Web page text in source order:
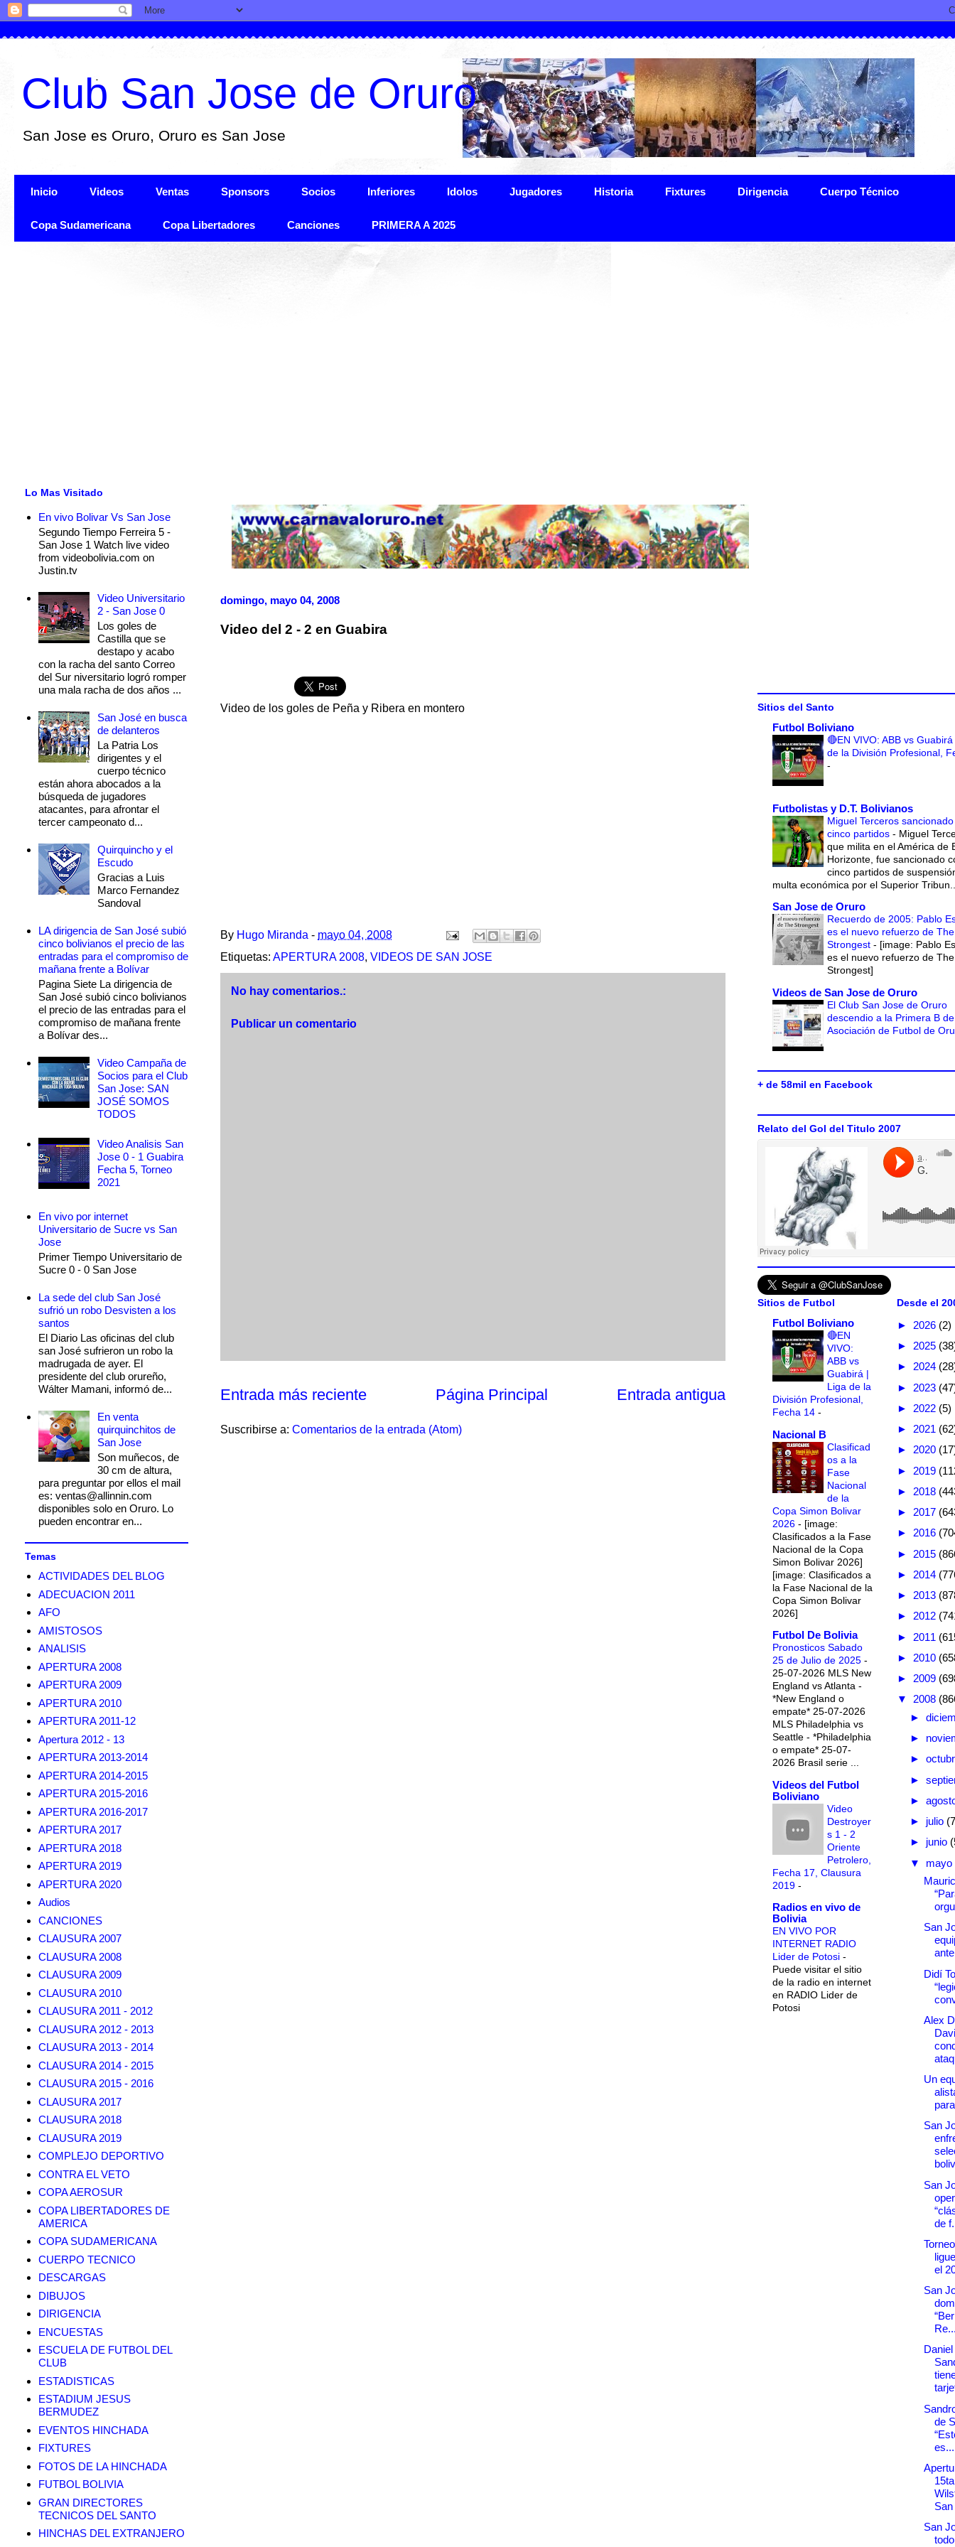
Club San Jose de Oruro
San Jose es Oruro, Oruro es San Jose
Inicio Videos Ventas Sponsors Socios Inferiores Idolos Jugadores Historia Fixtures Dirigencia Cuerpo Técnico
Copa Sudamericana Copa Libertadores Canciones PRIMERA A 2025
domingo, mayo 04, 2008
Video del 2 - 2 en Guabira
Video de los goles de Peña y Ribera en montero
By Hugo Miranda - mayo 04, 2008
Etiquetas: APERTURA 2008, VIDEOS DE SAN JOSE
No hay comentarios.:
Publicar un comentario
Entrada más reciente Entrada antigua
Página Principal
Suscribirse a: Comentarios de la entrada (Atom)
Lo Mas Visitado
En vivo Bolivar Vs San Jose
Segundo Tiempo Ferreira 5 -
San Jose 1 Watch live video
from videobolivia.com on
Justin.tv
Video Universitario
2 - San Jose 0
Los goles de
Castilla que se
destapo y acabo
con la racha del santo Correo
del Sur niversitario logró romper
una mala racha de dos años ...
San José en busca
de delanteros
La Patria Los
dirigentes y el
cuerpo técnico
están ahora abocados a la
búsqueda de jugadores
atacantes, para afrontar el
tercer campeonato d...
Quirquincho y el
Escudo
Gracias a Luis
Marco Fernandez
Sandoval
LA dirigencia de San José subió
cinco bolivianos el precio de las
entradas para el compromiso de
mañana frente a Bolívar
Pagina Siete La dirigencia de
San José subió cinco bolivianos
el precio de las entradas para el
compromiso de mañana frente
a Bolívar des...
Video Campaña de
Socios para el Club
San Jose: SAN
JOSÉ SOMOS
TODOS
Video Analisis San
Jose 0 - 1 Guabira
Fecha 5, Torneo
2021
En vivo por internet
Universitario de Sucre vs San
Jose
Primer Tiempo Universitario de
Sucre 0 - 0 San Jose
La sede del club San José
sufrió un robo Desvisten a los
santos
El Diario Las oficinas del club
san José sufrieron un robo la
madrugada de ayer. El
presidente del club orureño,
Wálter Mamani, informó de...
En venta
quirquinchitos de
San Jose
Son muñecos, de
30 cm de altura,
para preguntar por ellos el mail
es: ventas@allinnin.com
disponibles solo en Oruro. Lo
pueden encontrar en...
Temas
ACTIVIDADES DEL BLOG
ADECUACION 2011
AFO
AMISTOSOS
ANALISIS
APERTURA 2008
APERTURA 2009
APERTURA 2010
APERTURA 2011-12
Apertura 2012 - 13
APERTURA 2013-2014
APERTURA 2014-2015
APERTURA 2015-2016
APERTURA 2016-2017
APERTURA 2017
APERTURA 2018
APERTURA 2019
APERTURA 2020
Audios
CANCIONES
CLAUSURA 2007
CLAUSURA 2008
CLAUSURA 2009
CLAUSURA 2010
CLAUSURA 2011 - 2012
CLAUSURA 2012 - 2013
CLAUSURA 2013 - 2014
CLAUSURA 2014 - 2015
CLAUSURA 2015 - 2016
CLAUSURA 2017
CLAUSURA 2018
CLAUSURA 2019
COMPLEJO DEPORTIVO
CONTRA EL VETO
COPA AEROSUR
COPA LIBERTADORES DE
AMERICA
COPA SUDAMERICANA
CUERPO TECNICO
DESCARGAS
DIBUJOS
DIRIGENCIA
ENCUESTAS
ESCUELA DE FUTBOL DEL
CLUB
ESTADISTICAS
ESTADIUM JESUS
BERMUDEZ
EVENTOS HINCHADA
FIXTURES
FOTOS DE LA HINCHADA
FUTBOL BOLIVIA
GRAN DIRECTORES
TECNICOS DEL SANTO
HINCHAS DEL EXTRANJERO
Sitios del Santo
Futbol Boliviano
🔴EN VIVO: ABB vs
de la División Profesional,
-
Futbolistas y D.T. Bolivianos
Miguel Terceros
cinco partidos - Miguel
que milita en el América de
Horizonte, fue sancionado
cinco partidos de
multa económica por el Superior
San Jose de Oruro
Recuerdo de 2005: Pablo
es el nuevo refuerzo de The
Strongest - [image: Pablo
es el nuevo refuerzo de The
Strongest]
Videos de San Jose de Oruro
El Club San Jose de Oruro
descendio a la Primera B
Asociación de Futbol de
+ de 58mil en Facebook
Relato del Gol del Titulo 2007
Sitios de Futbol
Futbol Boliviano
🔴EN
VIVO:
ABB vs
Guabirá |
Liga de la
División Profesional,
Fecha 14 -
Nacional B
Clasificad
os a la
Fase
Nacional
de la
Copa Simon Bolivar
2026 - [image:
Clasificados a la Fase
Nacional de la Copa
Simon Bolivar 2026]
[image: Clasificados a
la Fase Nacional de la
Copa Simon Bolivar
2026]
Futbol De Bolivia
Pronosticos Sabado
25 de Julio de 2025 -
25-07-2026 MLS New
England vs Atlanta -
*New England o
empate* 25-07-2026
MLS Philadelphia vs
Seattle - *Philadelphia
o empate* 25-07-
2026 Brasil serie ...
Videos del Futbol
Boliviano
Video
Destroyer
s 1 - 2
Oriente
Petrolero,
Fecha 17, Clausura
2019 -
Radios en vivo de
Bolivia
EN VIVO POR
INTERNET RADIO
Lider de Potosi -
Puede visitar el sitio
de la radio en internet
en RADIO Lider de
Potosi
Desde el
► 2026 (2)
► 2025
► 2024
► 2023
► 2022 (5)
► 2021
► 2020
► 2019
► 2018
► 2017
► 2016
► 2015
► 2014
► 2013
► 2012
► 2011
► 2010
► 2009
▼ 2008
►
►
►
►
►
► julio
► junio
▼ mayo
San
Didí
Alex
Un
San
San
de
el
San
de
es...
San